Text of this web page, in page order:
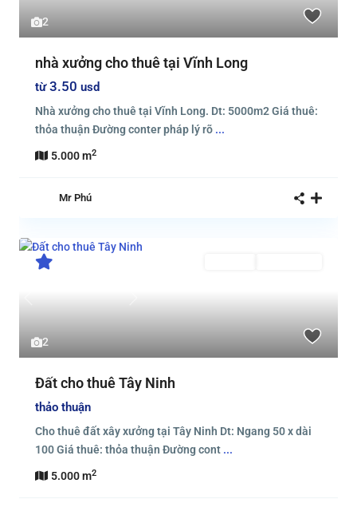
2
nhà xưởng cho thuê tại Vĩnh Long
từ3.50 usd
Nhà xưởng cho thuê tại Vĩnh Long. Dt: 5000m2 Giá thuê:
thỏa thuận Đường conter pháp lý rõ ...
5.000 m2
Mr Phú
2
Previous Next
Đất cho thuê Tây Ninh
thảo thuận
Cho thuê đất xây xưởng tại Tây Ninh Dt: Ngang 50 x dài
100 Giá thuê: thỏa thuận Đường cont ...
5.000 m2